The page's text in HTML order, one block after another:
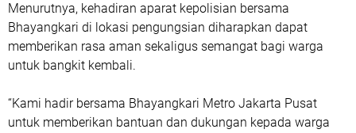
Menurutnya, kehadiran aparat kepolisian bersama
Bhayangkari di lokasi pengungsian diharapkan dapat
memberikan rasa aman sekaligus semangat bagi warga
untuk bangkit kembali.
“Kami hadir bersama Bhayangkari Metro Jakarta Pusat
untuk memberikan bantuan dan dukungan kepada warga